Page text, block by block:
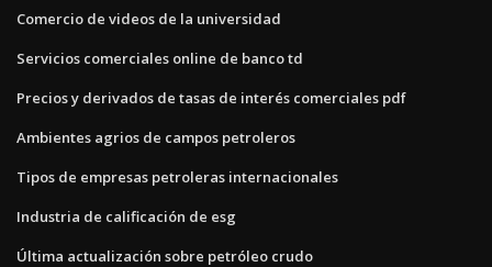
Comercio de videos de la universidad
Servicios comerciales online de banco td
Precios y derivados de tasas de interés comerciales pdf
Ambientes agrios de campos petroleros
Tipos de empresas petroleras internacionales
Industria de calificación de esg
Última actualización sobre petróleo crudo